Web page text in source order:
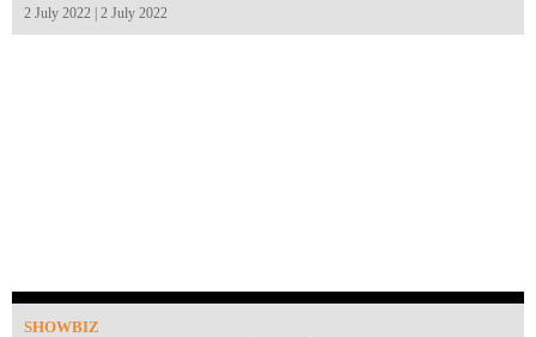
2 July 2022 | 2 July 2022
SHOWBIZ